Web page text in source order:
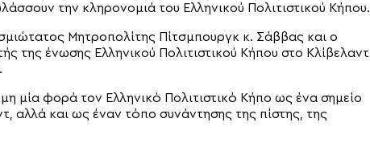
την κληρονομιά του Ελληνικού Πολιτιστικού Κήπου.
Μητροπολίτης Πίτσμπουργκ κ. Σάββας και ο
της ένωσης Ελληνικού Πολιτιστικού Κήπου στο Κλίβελαντ
μία φορά τον Ελληνικό Πολιτιστικό Κήπο ως ένα σημείο
αλλά και ως έναν τόπο συνάντησης της πίστης, της